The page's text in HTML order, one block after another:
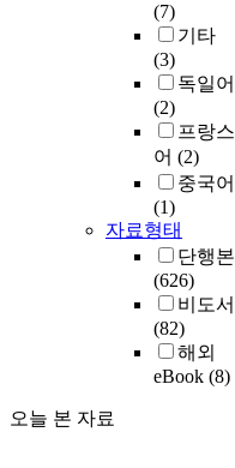
(7)
기타
(3)
독일어
(2)
프랑스
어 (2)
중국어
(1)
자료형태
단행본
(626)
비도서
(82)
해외
eBook (8)
오늘 본 자료